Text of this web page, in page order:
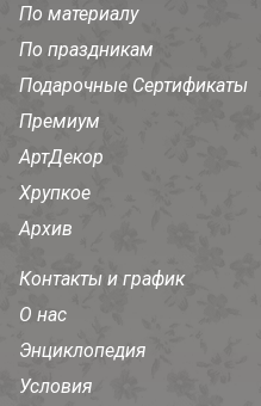
По материалу
По праздникам
Подарочные Сертификаты
Премиум
АртДекор
Хрупкое
Архив
Контакты и график
О нас
Энциклопедия
Условия